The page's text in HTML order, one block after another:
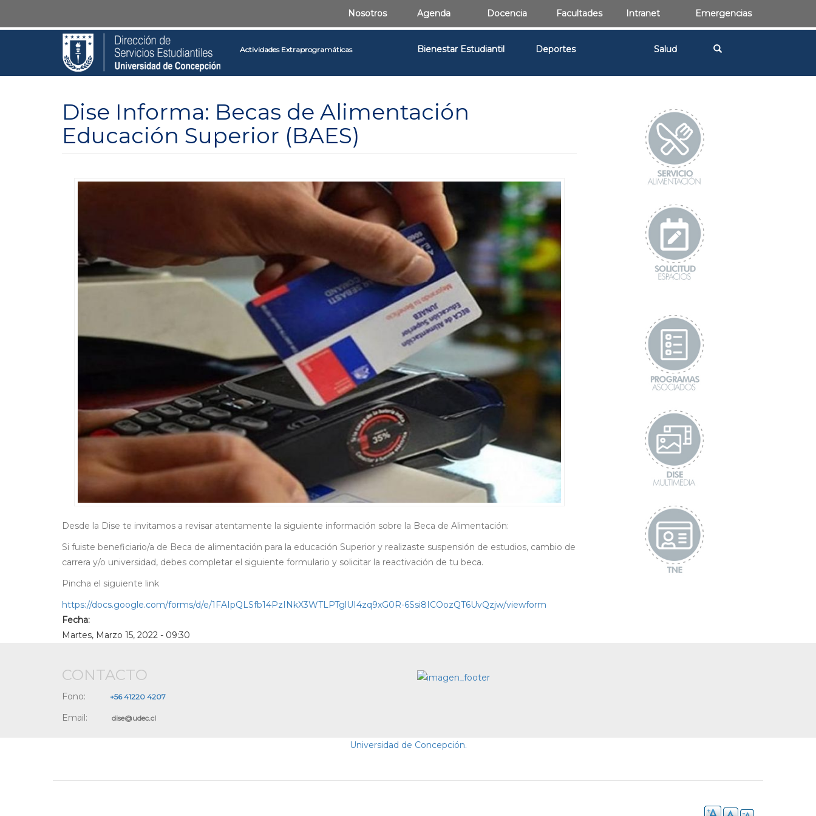
Nosotros Agenda Docencia Facultades Intranet Emergencias
Actividades Extraprogramáticas Bienestar Estudiantil Deportes Salud
Dise Informa: Becas de Alimentación
Educación Superior (BAES)
Desde la Dise te invitamos a revisar atentamente la siguiente información sobre la Beca de Alimentación:
Si fuiste beneficiario/a de Beca de alimentación para la educación Superior y realizaste suspensión de estudios, cambio de
carrera y/o universidad, debes completar el siguiente formulario y solicitar la reactivación de tu beca.
Pincha el siguiente link
https://docs.google.com/forms/d/e/1FAIpQLSfb14PzINkX3WTLPTglUI4zq9xG0R-6Ssi8ICOozQT6UvQzjw/viewform
Fecha:
Martes, Marzo 15, 2022 - 09:30
CONTACTO
Fono: +56 41220 4207
Email: dise@udec.cl
Universidad de Concepción.